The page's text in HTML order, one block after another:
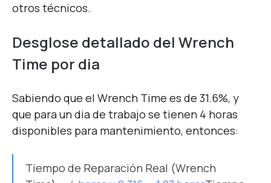
otros técnicos.
Desglose detallado del Wrench
Time por dia
Sabiendo que el Wrench Time es de 31.6%, y
que para un dia de trabajo se tienen 4 horas
disponibles para mantenimiento, entonces:
Tiempo de Reparación Real (Wrench